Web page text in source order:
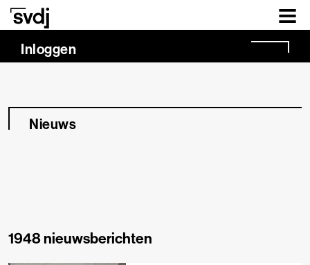
Naar hoofdinhoud
Inloggen
Nieuws
1948 nieuwsberichten